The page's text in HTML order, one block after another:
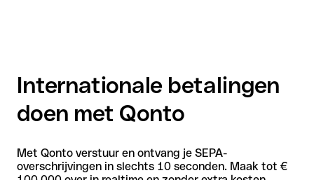
Internationale betalingen
doen met Qonto
Met Qonto verstuur en ontvang je SEPA-
overschrijvingen in slechts 10 seconden. Maak tot €